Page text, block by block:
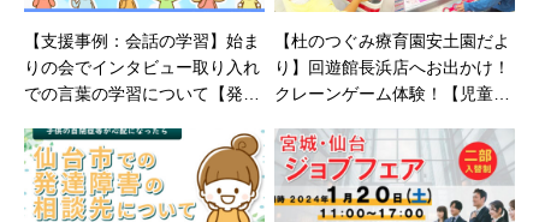
【支援事例：会話の学習】始ま
りの会でインタビュー取り入れ
での言葉の学習について【発達
【杜のつぐみ療育園安土園だよ
り】回遊館長浜店へお出かけ！
クレーンゲーム体験！【児童発